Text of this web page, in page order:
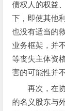
债权人的权益
下，即使其他
也没有适当的
业务框架，并
等丧失主体资
害的可能性并
再次，在
的名义股东与